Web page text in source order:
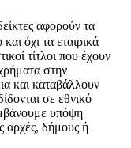
αφορούν τα
όχι τα εταιρικά
τίτλοι που έχουν
στην
και καταβάλλουν
σε εθνικό
υπόψη
αρχές, δήμους ή